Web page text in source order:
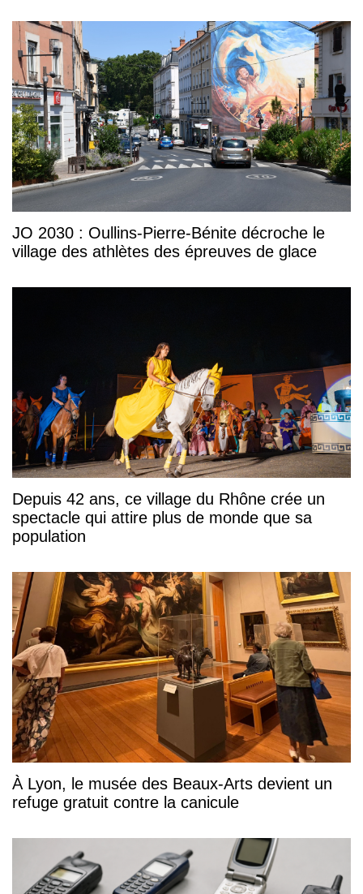
JO 2030 : Oullins-Pierre-Bénite décroche le
village des athlètes des épreuves de glace
Depuis 42 ans, ce village du Rhône crée un
spectacle qui attire plus de monde que sa
population
À Lyon, le musée des Beaux-Arts devient un
refuge gratuit contre la canicule